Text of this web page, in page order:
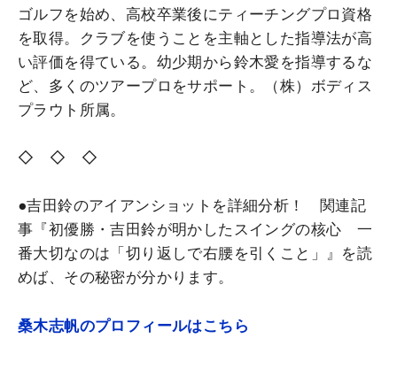
ゴルフを始め、高校卒業後にティーチングプロ資格
を取得。クラブを使うことを主軸とした指導法が高
い評価を得ている。幼少期から鈴木愛を指導するな
ど、多くのツアープロをサポート。（株）ボディス
プラウト所属。
◇ ◇ ◇
●吉田鈴のアイアンショットを詳細分析！ 関連記
事『初優勝・吉田鈴が明かしたスイングの核心 一
番大切なのは「切り返しで右腰を引くこと」』を読
めば、その秘密が分かります。
桑木志帆のプロフィールはこちら